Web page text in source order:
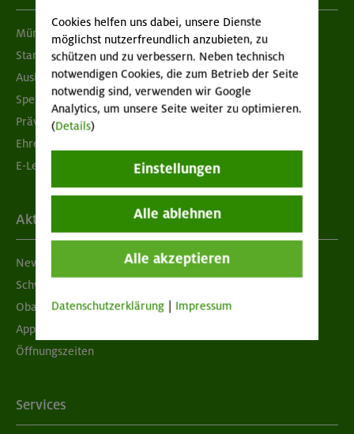
München & Oberland
Standorte
Ausbildung & Jobs
Spenden
Prävention sexualisierter Gewalt
Ehrenamtsbörse
E-Learning
Aktuelles
Newsletter
Schwarzes Brett
Obacht geben!
App "Mein DAV+"
Öffnungszeiten
Services
Cookies helfen uns dabei, unsere Dienste
möglichst nutzerfreundlich anzubieten, zu
schützen und zu verbessern. Neben technisch
notwendigen Cookies, die zum Betrieb der Seite
notwendig sind, verwenden wir Google
Analytics, um unsere Seite weiter zu optimieren.
(Details)
Einstellungen
Alle ablehnen
Alle akzeptieren
Datenschutzerklärung Impressum